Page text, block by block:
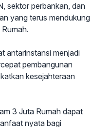
sektor perbankan, dan
yang terus mendukung
antarinstansi menjadi
pembangunan
kesejahteraan
3 Juta Rumah dapat
nyata bagi